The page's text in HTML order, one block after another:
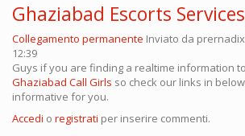
Ghaziabad Escorts Services
Collegamento permanente Inviato da
12:39
Guys if you are finding a realtime information
Ghaziabad Call Girls so check our links in
informative for you.
Accedi o registrati per inserire commenti.